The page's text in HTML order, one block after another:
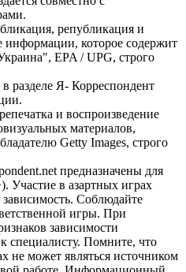
републикация и
информации, которое содержит
EPA / UPG, строго
разделе Я- Корреспондент
и воспроизведение
материалов,
Getty Images, строго
предназначены для
Участие в азартных играх
Соблюдайте
игры. При
зависимости
специалисту. Помните, что
не может являться источником